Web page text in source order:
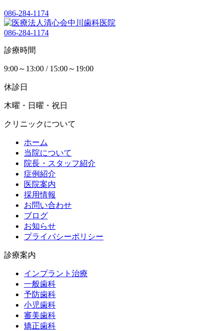
086-284-1174
086-284-1174
診療時間
9:00～13:00 / 15:00～19:00
休診日
木曜・日曜・祝日
クリニックについて
ホーム
当院について
院長・スタッフ紹介
症例紹介
医院案内
採用情報
お問い合わせ
ブログ
お知らせ
プライバシーポリシー
診療案内
インプラント治療
一般歯科
予防歯科
小児歯科
審美歯科
矯正歯科